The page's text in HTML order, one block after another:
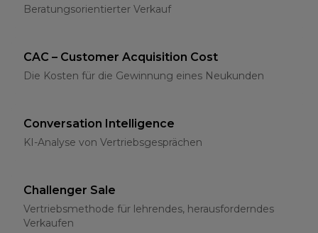
Beratungsorientierter Verkauf
CAC – Customer Acquisition Cost
Die Kosten für die Gewinnung eines Neukunden
Conversation Intelligence
KI-Analyse von Vertriebsgesprächen
Challenger Sale
Vertriebsmethode für lehrendes, herausforderndes
Verkaufen